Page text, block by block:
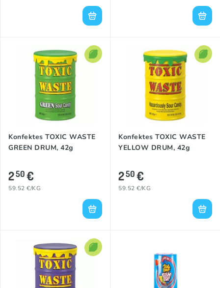
Konfektes TOXIC WASTE
GREEN DRUM, 42g
250€
59.52 €/KG
Konfektes TOXIC WASTE
YELLOW DRUM, 42g
250€
59.52 €/KG